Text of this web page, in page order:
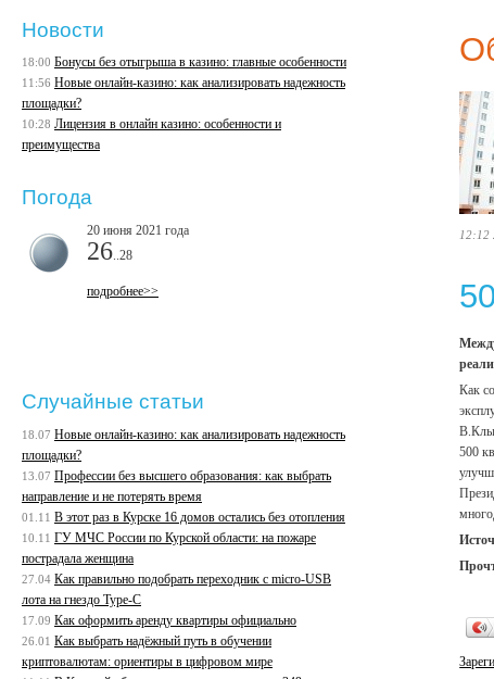
12:12
Как
500
Новости
18:00 Бонусы без отыгрыша в казино: главные особенности
11:56 Новые онлайн-казино: как анализировать надежность
площадки?
10:28 Лицензия в онлайн казино: особенности и
преимущества
Погода
20 июня 2021 года
26 ..28
подробнее>>
Случайные статьи
18.07 Новые онлайн-казино: как анализировать надежность
площадки?
13.07 Профессии без высшего образования: как выбрать
направление и не потерять время
01.11 В этот раз в Курске 16 домов остались без отопления
10.11 ГУ МЧС России по Курской области: на пожаре
пострадала женщина
27.04 Как правильно подобрать переходник с micro-USB
лота на гнездо Type-C
17.09 Как оформить аренду квартиры официально
26.01 Как выбрать надёжный путь в обучении
криптовалютам: ориентиры в цифровом мире